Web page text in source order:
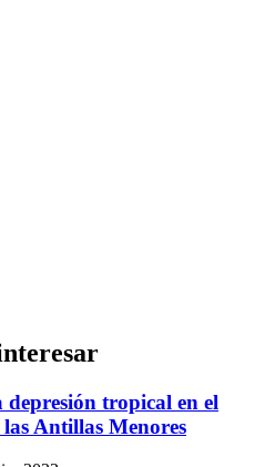
depresión tropical en el
Antillas Menores